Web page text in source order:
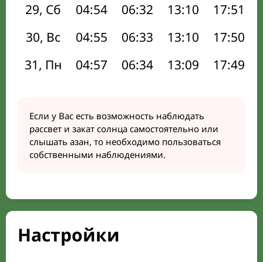
29, Сб
04:54 06:32 13:10 17:51
30, Вс
04:55 06:33 13:10 17:50
31, Пн
04:57 06:34 13:09 17:49
Если у Вас есть возможность наблюдать
рассвет и закат солнца самостоятельно или
слышать азан, то необходимо пользоваться
собственными наблюдениями.
Настройки